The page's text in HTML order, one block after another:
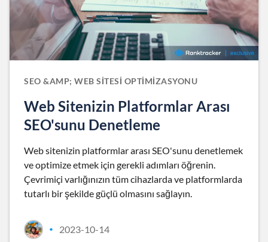
SEO &AMP; WEB SITESI OPTIMIZASYONU
Web Sitenizin Platformlar Arası
SEO'sunu Denetleme
Web sitenizin platformlar arası SEO'sunu denetlemek
ve optimize etmek için gerekli adımları öğrenin.
Çevrimiçi varlığınızın tüm cihazlarda ve platformlarda
tutarlı bir şekilde güçlü olmasını sağlayın.
• 2023-10-14